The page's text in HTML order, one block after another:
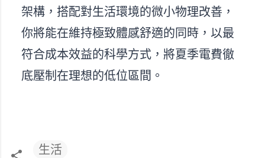
架構，搭配對生活環境的微小物理改善，
你將能在維持極致體感舒適的同時，以最
符合成本效益的科學方式，將夏季電費徹
底壓制在理想的低位區間。
生活